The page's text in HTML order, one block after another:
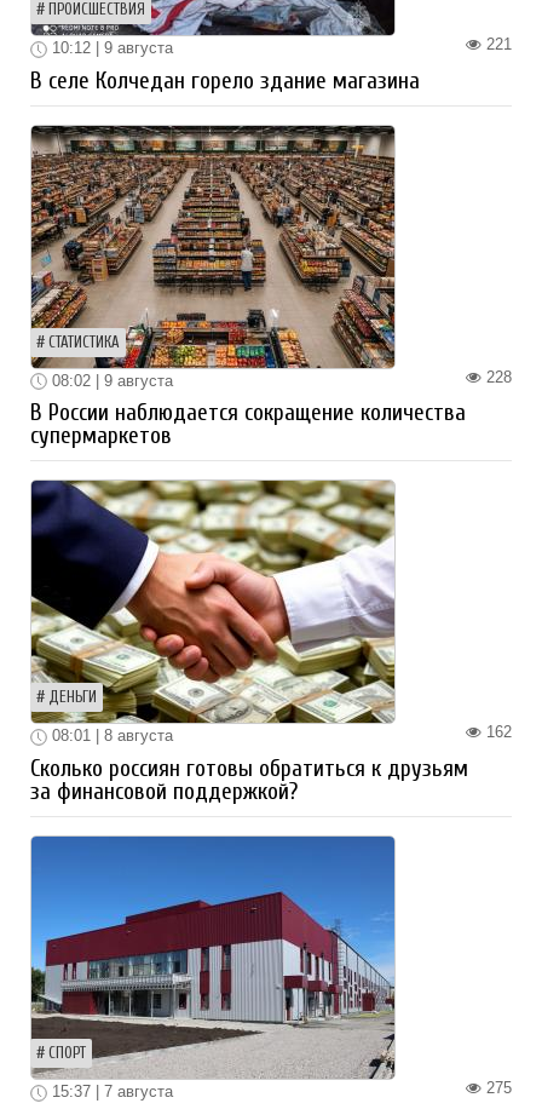
ПРОИСШЕСТВИЯ
221
10:12 | 9 августа
В селе Колчедан горело здание магазина
СТАТИСТИКА
228
08:02 | 9 августа
В России наблюдается сокращение количества
супермаркетов
ДЕНЬГИ
162
08:01 | 8 августа
Сколько россиян готовы обратиться к друзьям
за финансовой поддержкой?
СПОРТ
275
15:37 | 7 августа